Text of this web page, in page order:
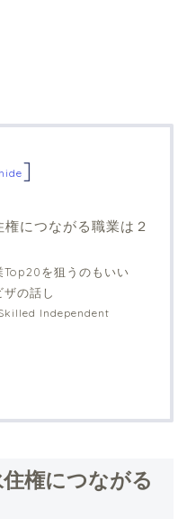
hide]
につながる職業は２
を狙うのもいい
の話し
Independent
権につながる